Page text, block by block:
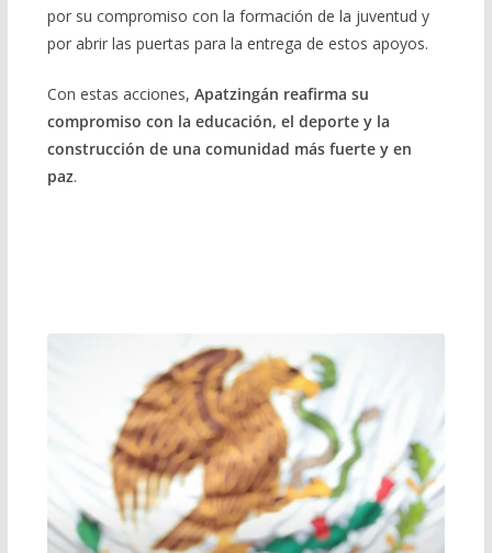
por su compromiso con la formación de la juventud y
por abrir las puertas para la entrega de estos apoyos.
Con estas acciones, Apatzingán reafirma su
compromiso con la educación, el deporte y la
construcción de una comunidad más fuerte y en
paz.